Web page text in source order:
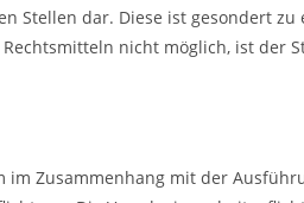
Stellen dar. Diese ist gesondert
nicht möglich, ist der
Zusammenhang mit der